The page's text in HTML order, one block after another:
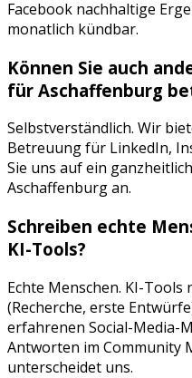
Facebook nachhaltige
monatlich kündbar.
Können Sie auch
für Aschaffenburg
Selbstverständlich. Wir
Betreuung für LinkedIn,
Sie uns auf ein
Aschaffenburgan.
Schreiben echte
KI-Tools?
Echte Menschen. KI-
(Recherche, erste
erfahrenen Social-Media-
Antworten im Community
unterscheidet uns.